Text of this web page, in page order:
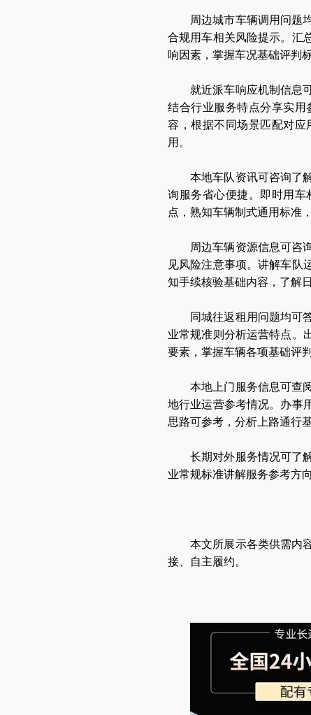
周边城市车辆调用问题
合规用车相关风险提示。汇
响因素，掌握车况基础评判
就近派车响应机制信息
结合行业服务特点分享实
容，根据不同场景匹配对
用。
本地车队资讯可咨询了
询服务省心便捷。即时用
点，熟知车辆制式通用标准
周边车辆资源信息可咨
见风险注意事项。讲解车队
知手续核验基础内容，了解
同城往返租用问题均可
业常规准则分析运营特点。
要素，掌握车辆各项基础评
本地上门服务信息可查
地行业运营参考情况。办事
思路可参考，分析上路通行
长期对外服务情况可了
业常规标准讲解服务参考方向
本文所展示各类供需内
接、自主履约。